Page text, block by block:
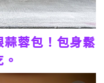
蓉包！包身鬆